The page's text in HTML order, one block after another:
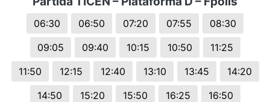
06:30 06:50 07:20 07:55
08:30
09:05
09:40 10:15 10:50
11:25
11:50
12:15 12:40 13:10 13:45
14:20
14:50
15:20 15:50 16:25
16:50